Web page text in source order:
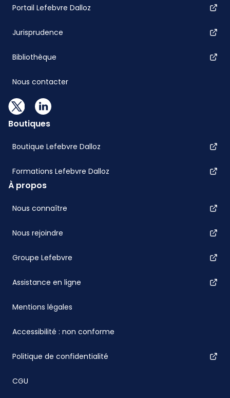
Portail Lefebvre Dalloz
Jurisprudence
Bibliothèque
Nous contacter
Boutiques
Boutique Lefebvre Dalloz
Formations Lefebvre Dalloz
À propos
Nous connaître
Nous rejoindre
Groupe Lefebvre
Assistance en ligne
Mentions légales
Accessibilité : non conforme
Politique de confidentialité
CGU